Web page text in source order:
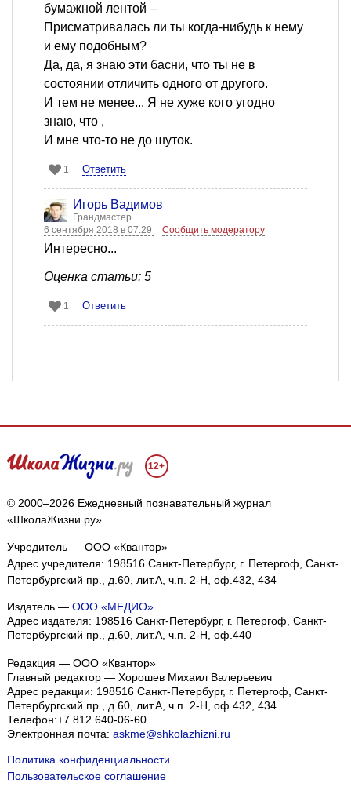
бумажной лентой –
Присматривалась ли ты когда-нибудь к нему
и ему подобным?
Да, да, я знаю эти басни, что ты не в
состоянии отличить одного от другого.
И тем не менее... Я не хуже кого угодно
знаю, что ,
И мне что-то не до шуток.
1 Ответить
Игорь Вадимов
Грандмастер
6 сентября 2018 в 07:29
Сообщить модератору
Интересно...
Оценка статьи: 5
1 Ответить
12+
© 2000–2026 Ежедневный познавательный журнал
«ШколаЖизни.ру»
Учредитель — ООО «Квантор»
Адрес учредителя: 198516 Санкт-Петербург, г. Петергоф, Санкт-
Петербургский пр., д.60, лит.А, ч.п. 2-Н, оф.432, 434
Издатель — ООО «МЕДИО»
Адрес издателя: 198516 Санкт-Петербург, г. Петергоф, Санкт-
Петербургский пр., д.60, лит.А, ч.п. 2-Н, оф.440
Редакция — ООО «Квантор»
Главный редактор — Хорошев Михаил Валерьевич
Адрес редакции: 198516 Санкт-Петербург, г. Петергоф Санкт-
Петербургский пр., д.60, лит.А, ч.п. 2-Н, оф.432, 434
Телефон:+7 812 640-06-60
Электронная почта: askme@shkolazhizni.ru
Политика конфиденциальности
Пользовательское соглашение